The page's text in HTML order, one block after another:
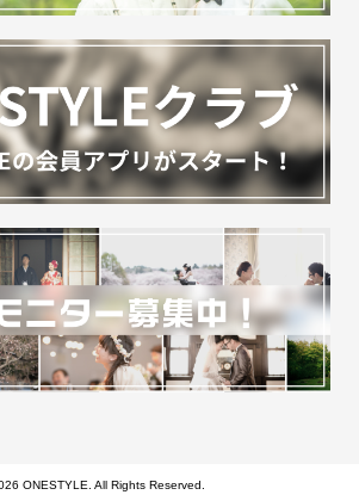
ONESTYLE. All Rights Reserved.